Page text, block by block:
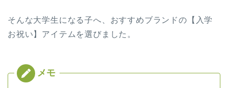
そんな大学生になる子へ、おすすめブランドの【入学
お祝い】アイテムを選びました。